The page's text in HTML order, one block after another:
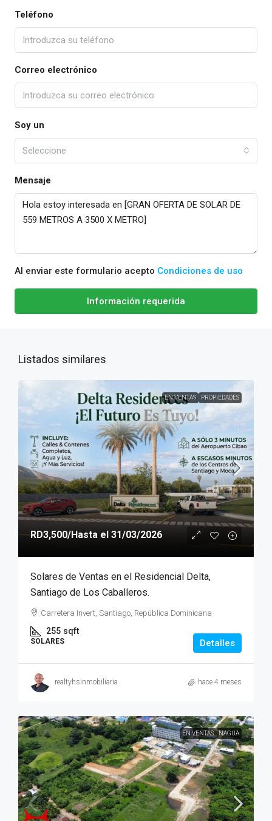
Teléfono
Correo electrónico
Soy un
Seleccione
Mensaje
Al enviar este formulario acepto Condiciones de uso
Información requerida
Listados similares
EN VENTAS PROPIEDADES
RD3,500/Hasta el 31/03/2026
Solares de Ventas en el Residencial Delta,
Santiago de Los Caballeros.
Carretera Invert, Santiago, República Dominicana
255 sqft
SOLARES Detalles
realtyhsinmobiliaria hace 4 meses
EN VENTAS NAGUA